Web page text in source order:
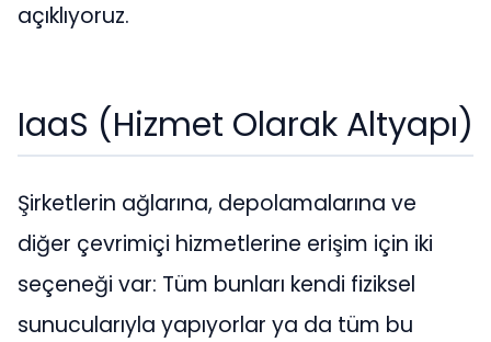
açıklıyoruz.
IaaS (Hizmet Olarak Altyapı)
Şirketlerin ağlarına, depolamalarına ve
diğer çevrimiçi hizmetlerine erişim için iki
seçeneği var: Tüm bunları kendi fiziksel
sunucularıyla yapıyorlar ya da tüm bu